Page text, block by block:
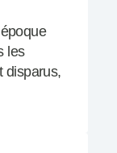
les
disparus,